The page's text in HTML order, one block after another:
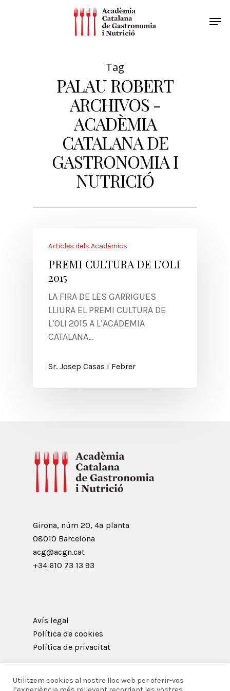
Tag
PALAU ROBERT
ARCHIVOS -
ACADÈMIA
CATALANA DE
GASTRONOMIA I
NUTRICIÓ
Articles dels Acadèmics
PREMI CULTURA DE L’OLI
2015
LA FIRA DE LES GARRIGUES
LLIURA EL PREMI CULTURA DE
L’OLI 2015 A L’ACADEMIA
CATALANA…
Sr. Josep Casas i Febrer
Girona, núm 20, 4ª planta
08010 Barcelona
acg@acgn.cat
+34 610 73 13 93
Avís legal
Política de cookies
Política de privacitat
Utilitzem cookies al nostre lloc web per oferir-vos